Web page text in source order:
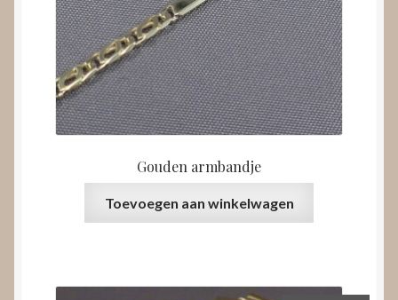
Gouden armbandje
Toevoegen aan winkelwagen